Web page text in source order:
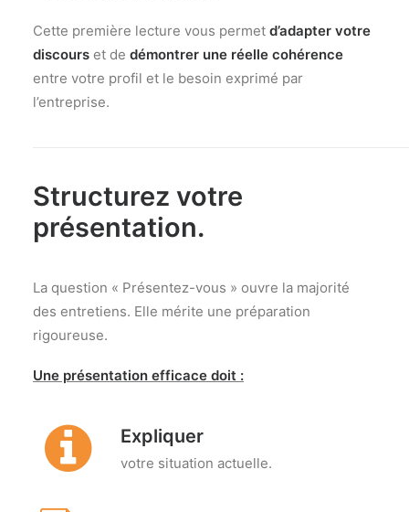
Cette première lecture vous permet d’adapter votre
discours et de démontrer une réelle cohérence
entre votre profil et le besoin exprimé par
l’entreprise.
Structurez votre
présentation.
La question « Présentez-vous » ouvre la majorité
des entretiens. Elle mérite une préparation
rigoureuse.
Une présentation efficace doit :
Expliquer
votre situation actuelle.